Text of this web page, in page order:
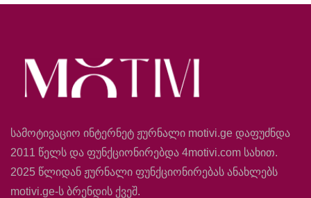
სამოტივაციო ინტერნეტ ჟურნალი motivi.ge დაფუძნდა
2011 წელს და ფუნქციონირებდა 4motivi.com სახით.
2025 წლიდან ჟურნალი ფუნქციონირებას ანახლებს
motivi.ge-ს ბრენდის ქვეშ.